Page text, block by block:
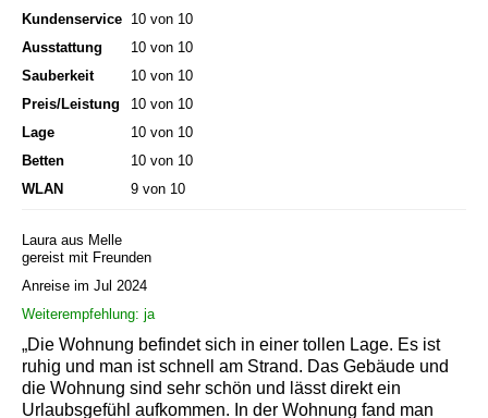
Kundenservice 10 von 10
Ausstattung
10 von 10
Sauberkeit
10 von 10
Preis/Leistung
10 von 10
Lage
10 von 10
Betten
10 von 10
WLAN
9 von 10
Laura aus Melle
gereist mit Freunden
Anreise im Jul 2024
Weiterempfehlung: ja
„Die Wohnung befindet sich in einer tollen Lage. Es ist
ruhig und man ist schnell am Strand. Das Gebäude und
die Wohnung sind sehr schön und lässt direkt ein
Urlaubsgefühl aufkommen. In der Wohnung fand man